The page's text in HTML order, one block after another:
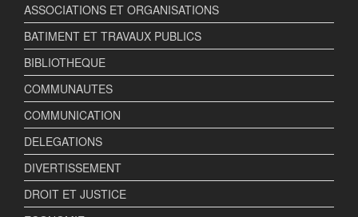
ASSOCIATIONS ET ORGANISATIONS
BATIMENT ET TRAVAUX PUBLICS
BIBLIOTHEQUE
COMMUNAUTES
COMMUNICATION
DELEGATIONS
DIVERTISSEMENT
DROIT ET JUSTICE